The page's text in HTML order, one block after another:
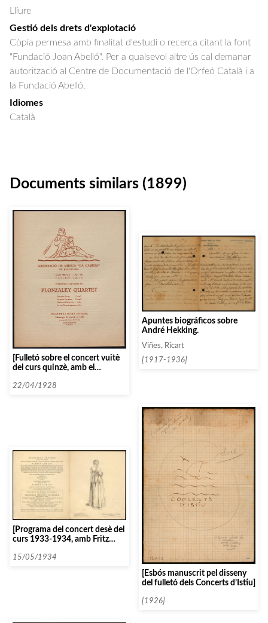
Lliure
Gestió dels drets d'explotació
Còpia permesa amb finalitat d'estudi o recerca citant la font
"Fundació Joan Abelló". Per a qualsevol altre ús cal demanar
autorització al Centre de Documentació de l'Orfeó Català i a
la Fundació Abelló.
Idiomes
Català
Documents similars (1899)
[Fulletó sobre el concert vuitè
del curs quinzè, amb el
22/04/1928
Apuntes biográficos sobre
André Hekking.
Viñes, Ricart
[1917-1936]
[Programa del concert desè del
curs 1933-1934, amb Fritz
15/05/1934
[Esbós manuscrit pel disseny
del fulletó dels Concerts d’Istiu]
[1926]